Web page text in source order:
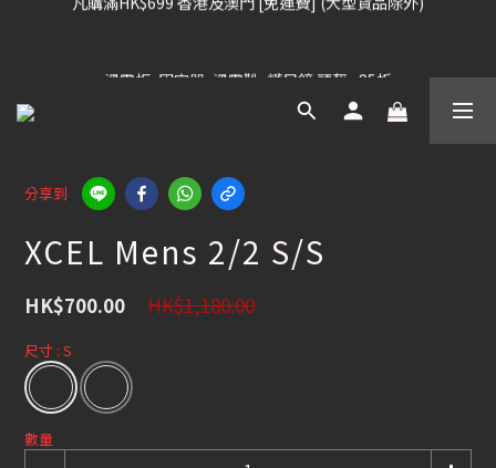
滑雪板, 固定器, 滑雪靴, 護目鏡 頭盔 , 85折
分享到
XCEL Mens 2/2 S/S
HK$1,180.00
HK$700.00
尺寸 : S
數量